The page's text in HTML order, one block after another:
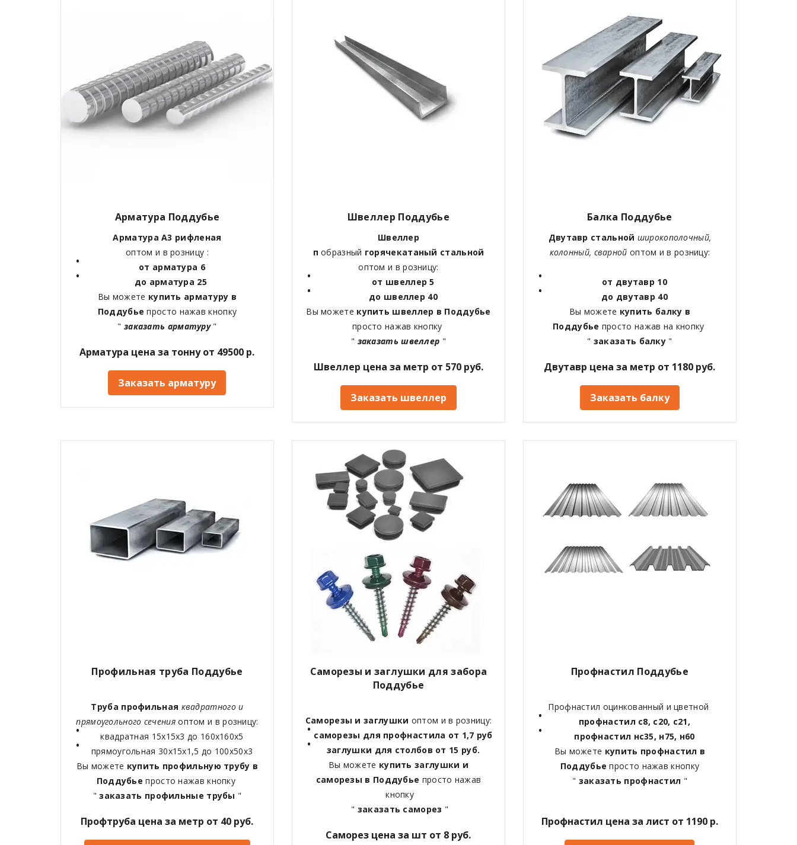
Арматура Поддубье
Арматура А3 рифленая
оптом и в розницу :
от арматура 6
до арматура 25
Вы можете купить арматуру в
Поддубьепросто нажав кнопку
" заказать арматуру"
Арматура цена за тонну от 49500 р.
Заказать арматуру
Швеллер Поддубье
Швеллер
побразный горячекатаный стальной
оптом и в розницу:
от швеллер 5
до швеллер 40
Вы можете купить швеллер в Поддубье
просто нажав кнопку
" заказать швеллер "
Швеллер цена за метр от 570 руб.
Заказать швеллер
Балка Поддубье
Двутавр стальной широкополочный,
колонный, сварной оптом и в розницу:
от двутавр 10
до двутавр 40
Вы можете купить балку в
Поддубье просто нажав на кнопку
" заказать балку "
Двутавр цена за метр от 1180 руб.
Заказать балку
Профильная труба Поддубье
Труба профильная квадратного и
прямоугольного сеченияоптом и в розницу:
квадратная 15х15х3 до 160х160х5
прямоугольная 30х15х1,5 до 100х50х3
Вы можете купить профильную трубу в
Поддубьепросто нажав кнопку
"заказать профильные трубы "
Профтруба цена за метр от 40 руб.
Саморезы и заглушки для забора
Поддубье
Саморезы и заглушки оптом и в розницу:
саморезы для профнастила от 1,7 руб
заглушки для столбов от 15 руб.
Вы можете купить заглушки и
саморезы в Поддубье просто нажав
кнопку
" заказать саморез "
Саморез цена за шт от 8 руб.
Профнастил Поддубье
Профнастил оцинкованный и цветной
профнастил с8, с20, с21,
профнастил нс35, н75, н60
Вы можете купить профнастил в
Поддубьепросто нажав кнопку
" заказать профнастил "
Профнастил цена за лист от 1190 р.